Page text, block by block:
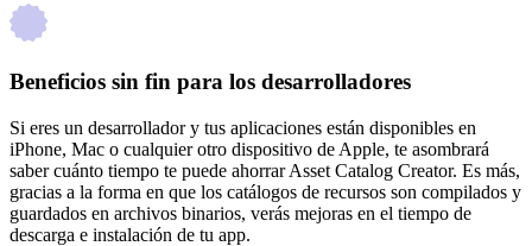
Beneficios sin fin para los desarrolladores
Si eres un desarrollador y tus aplicaciones están disponibles en
iPhone, Mac o cualquier otro dispositivo de Apple, te asombrará
saber cuánto tiempo te puede ahorrar Asset Catalog Creator. Es más,
gracias a la forma en que los catálogos de recursos son compilados y
guardados en archivos binarios, verás mejoras en el tiempo de
descarga e instalación de tu app.